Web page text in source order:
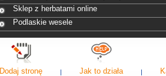
Sklep z herbatami online
Podlaskie wesele
Dodaj stronę Jak to działa